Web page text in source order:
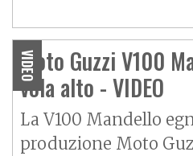
VIDEO
Moto Guzzi V100
vola alto - VIDEO
La V100 Mandello
produzione Moto